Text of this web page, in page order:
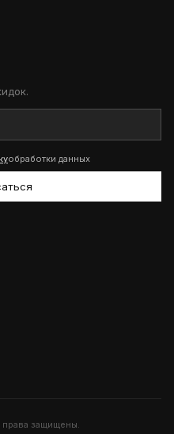
обработки данных
защищены.